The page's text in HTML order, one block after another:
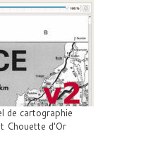
de cartographie
Chouette d'Or